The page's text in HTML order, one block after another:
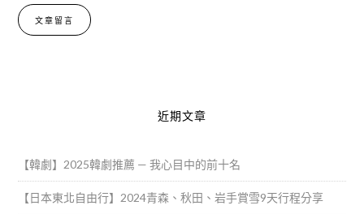
近期文章
【韓劇】2025韓劇推薦 — 我心目中的前十名
【日本東北自由行】2024青森、秋田、岩手賞雪9天行程分享